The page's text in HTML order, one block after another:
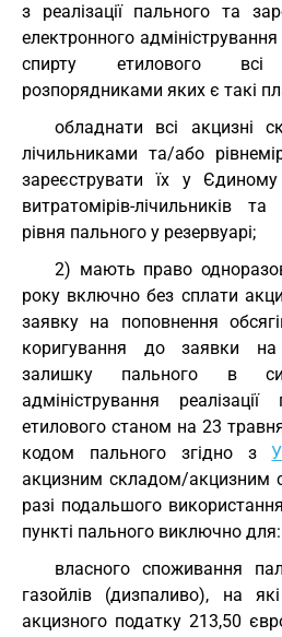
з реалізації пального та
електронного адміністрування
спирту етилового
розпорядниками яких є такі
обладнати всі акцизні
лічильниками та/або
зареєструвати їх у
витратомірів-лічильників та
рівня пального у резервуарі;
2) мають право
року включно без сплати
заявку на поповнення
коригування до заявки на
залишку пального в
адміністрування
етилового станом на 23
кодом пального згідно з
акцизним складом/акцизним
разі подальшого
пункті пального виключно для:
власного споживання
газойлів (дизпаливо), на
акцизного податку 213,50